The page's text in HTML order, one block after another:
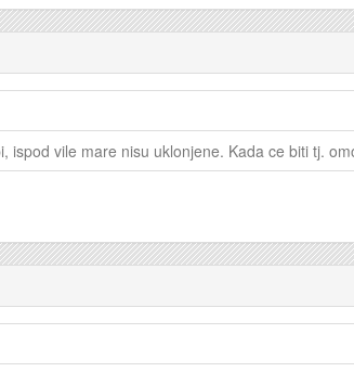
ispod vile mare nisu uklonjene. Kada ce biti tj.